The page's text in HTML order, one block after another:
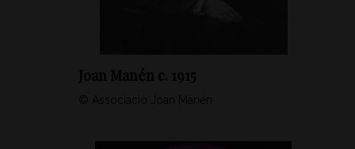
Joan Manén c. 1915
© Associació Joan Manén